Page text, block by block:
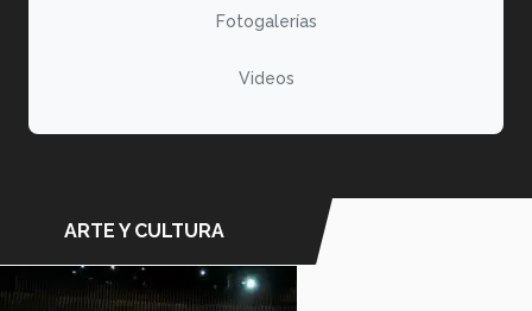
Fotogalerías
Videos
ARTE Y CULTURA